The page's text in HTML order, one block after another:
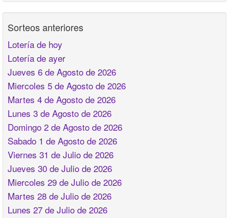
Sorteos anteriores
Lotería de hoy
Lotería de ayer
Jueves 6 de Agosto de 2026
Miercoles 5 de Agosto de 2026
Martes 4 de Agosto de 2026
Lunes 3 de Agosto de 2026
Domingo 2 de Agosto de 2026
Sabado 1 de Agosto de 2026
Viernes 31 de Julio de 2026
Jueves 30 de Julio de 2026
Miercoles 29 de Julio de 2026
Martes 28 de Julio de 2026
Lunes 27 de Julio de 2026